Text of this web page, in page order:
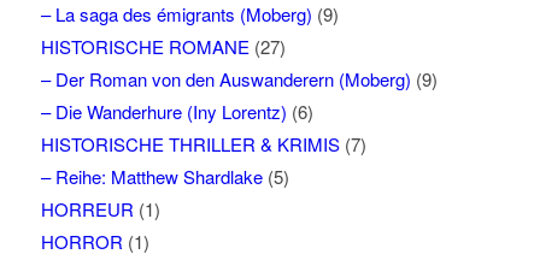
– La saga des émigrants (Moberg) (9)
HISTORISCHE ROMANE(27)
– Der Roman von den Auswanderern (Moberg) (9)
– Die Wanderhure (Iny Lorentz) (6)
HISTORISCHE THRILLER & KRIMIS(7)
– Reihe: Matthew Shardlake(5)
HORREUR (1)
HORROR (1)